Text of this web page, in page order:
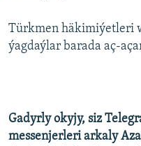
Türkmen häkimiýetleri
ýagdaýlar barada aç-
Gadyrly okyjy, siz
messenjerleri arkaly